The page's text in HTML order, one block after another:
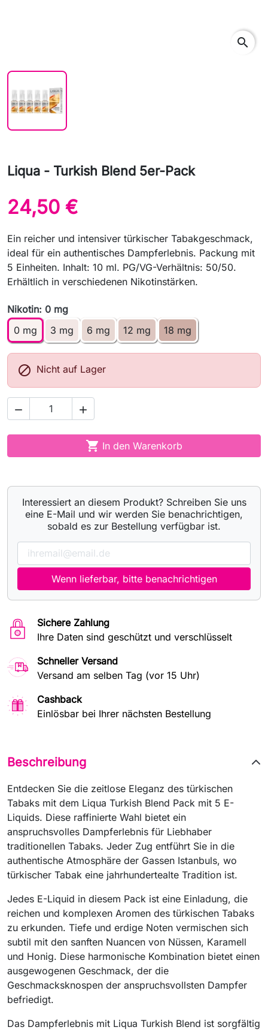
search
Liqua - Turkish Blend 5er-Pack
24,50 €
Ein reicher und intensiver türkischer Tabakgeschmack,
ideal für ein authentisches Dampferlebnis. Packung mit
5 Einheiten. Inhalt: 10 ml. PG/VG-Verhältnis: 50/50.
Erhältlich in verschiedenen Nikotinstärken.
Nikotin: 0 mg
0 mg
3 mg 6 mg 12 mg 18 mg
 Nicht auf Lager
 
 In den Warenkorb
Interessiert an diesem Produkt? Schreiben Sie uns
eine E-Mail und wir werden Sie benachrichtigen,
sobald es zur Bestellung verfügbar ist.
Wenn lieferbar, bitte benachrichtigen
Sichere Zahlung
Ihre Daten sind geschützt und verschlüsselt
Schneller Versand
Versand am selben Tag (vor 15 Uhr)
Cashback
Einlösbar bei Ihrer nächsten Bestellung
Beschreibung
Entdecken Sie die zeitlose Eleganz des türkischen
Tabaks mit dem Liqua Turkish Blend Pack mit 5 E-
Liquids. Diese raffinierte Wahl bietet ein
anspruchsvolles Dampferlebnis für Liebhaber
traditionellen Tabaks. Jeder Zug entführt Sie in die
authentische Atmosphäre der Gassen Istanbuls, wo
türkischer Tabak eine jahrhundertealte Tradition ist.
Jedes E-Liquid in diesem Pack ist eine Einladung, die
reichen und komplexen Aromen des türkischen Tabaks
zu erkunden. Tiefe und erdige Noten vermischen sich
subtil mit den sanften Nuancen von Nüssen, Karamell
und Honig. Diese harmonische Kombination bietet einen
ausgewogenen Geschmack, der die
Geschmacksknospen der anspruchsvollsten Dampfer
befriedigt.
Das Dampferlebnis mit Liqua Turkish Blend ist sorgfältig